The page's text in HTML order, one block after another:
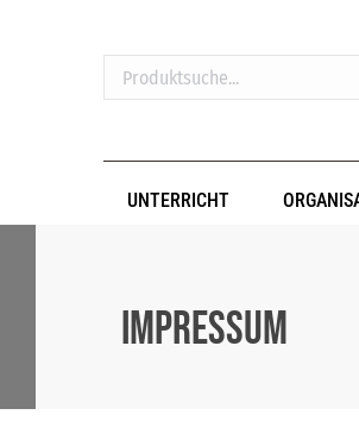
Produktsuche...
UNTERRICHT
Impressum